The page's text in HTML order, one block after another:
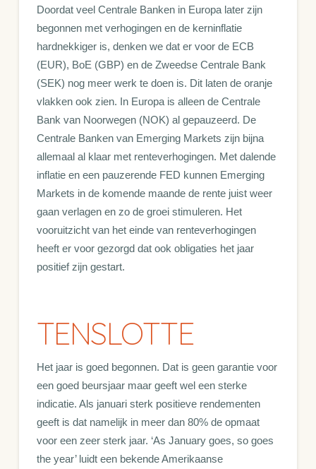
Doordat veel Centrale Banken in Europa later zijn
begonnen met verhogingen en de kerninflatie
hardnekkiger is, denken we dat er voor de ECB
(EUR), BoE (GBP) en de Zweedse Centrale Bank
(SEK) nog meer werk te doen is. Dit laten de oranje
vlakken ook zien. In Europa is alleen de Centrale
Bank van Noorwegen (NOK) al gepauzeerd. De
Centrale Banken van Emerging Markets zijn bijna
allemaal al klaar met renteverhogingen. Met dalende
inflatie en een pauzerende FED kunnen Emerging
Markets in de komende maande de rente juist weer
gaan verlagen en zo de groei stimuleren. Het
vooruitzicht van het einde van renteverhogingen
heeft er voor gezorgd dat ook obligaties het jaar
positief zijn gestart.
TENSLOTTE
Het jaar is goed begonnen. Dat is geen garantie voor
een goed beursjaar maar geeft wel een sterke
indicatie. Als januari sterk positieve rendementen
geeft is dat namelijk in meer dan 80% de opmaat
voor een zeer sterk jaar. ‘As January goes, so goes
the year’ luidt een bekende Amerikaanse